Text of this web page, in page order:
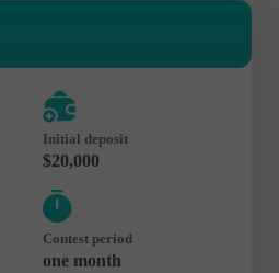
Initial deposit
$20,000
Contest period
one month